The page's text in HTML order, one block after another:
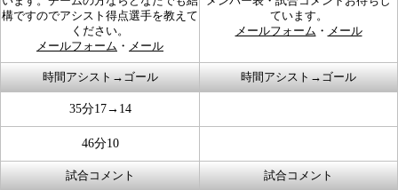
構ですのでアシスト得点選手を教えて
ください。
メールフォーム ・ メール
ています。
メールフォーム ・ メール
時間アシスト→ゴール 時間アシスト→ゴール
35分17→14
46分10
試合コメント 試合コメント